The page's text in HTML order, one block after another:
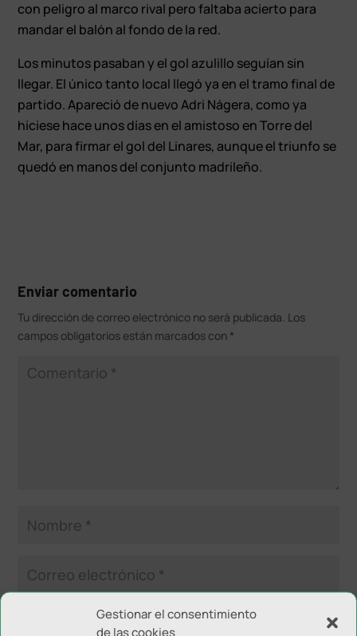
Gestionar el consentimiento
de las cookies
con peligro al marco rival pero faltaba acierto para
mandar el balón al fondo de la red.
Los minutos pasaban y el gol azulillo seguían sin
llegar. El único tanto local llegó ya en el tramo final de
partido. Apareció de nuevo Adri Nágera, como ya
hiciese hace unos días en el amistoso en Torre del
Mar, para firmar el gol del Linares, aunque el triunfo se
quedó en manos del conjunto madrileño.
Enviar comentario
Tu dirección de correo electrónico no será publicada. Los
campos obligatorios están marcados con *